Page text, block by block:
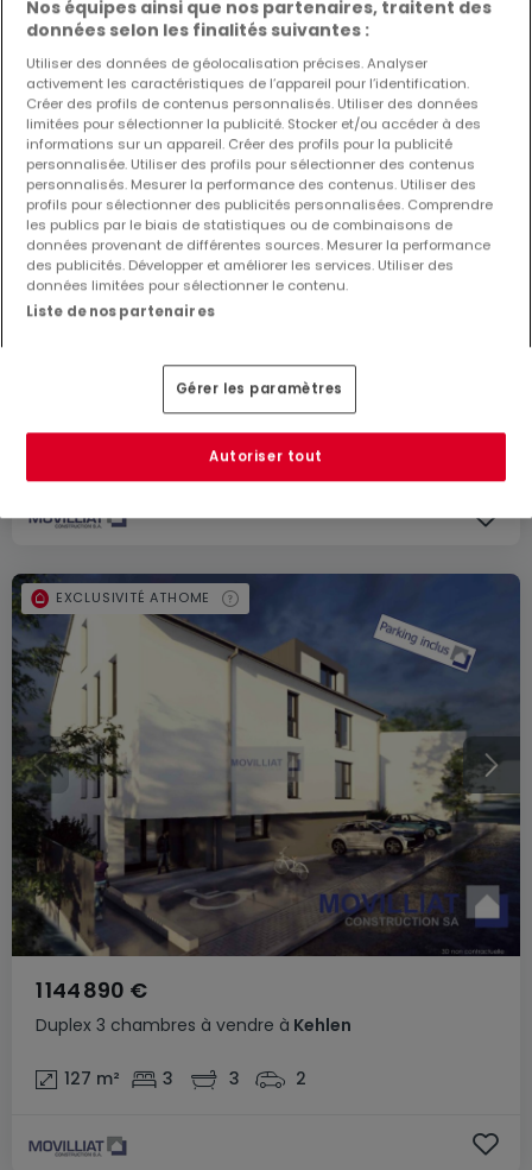
2 chambresà vendre à
1 1
Duplex 3 chambres à vendre à Kehlen
1 144 890 €
127 m² 3 3 2
EXCLUSIVITÉ ATHOME
Nos équipes ainsi que nos partenaires, traitent des
données selon les finalités suivantes :
Utiliser des données de géolocalisation précises. Analyser
activement les caractéristiques de l’appareil pour l’identification.
Créer des profils de contenus personnalisés. Utiliser des données
limitées pour sélectionner la publicité. Stocker et/ou accéder à des
informations sur un appareil. Créer des profils pour la publicité
personnalisée. Utiliser des profils pour sélectionner des contenus
personnalisés. Mesurer la performance des contenus. Utiliser des
profils pour sélectionner des publicités personnalisées. Comprendre
les publics par le biais de statistiques ou de combinaisons de
données provenant de différentes sources. Mesurer la performance
des publicités. Développer et améliorer les services. Utiliser des
données limitées pour sélectionner le contenu.
Liste de nos partenaires
Gérer les paramètres
Autoriser tout